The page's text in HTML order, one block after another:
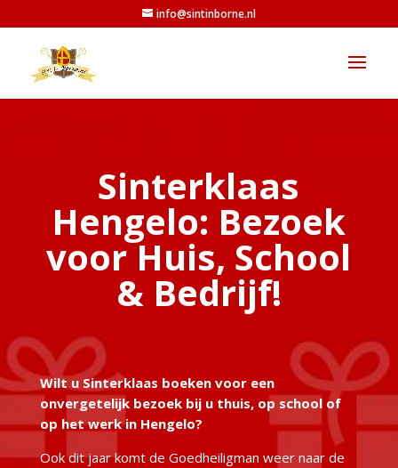
info@sintinborne.nl
Sinterklaas
Hengelo: Bezoek
voor Huis, School
& Bedrijf!
Wilt u Sinterklaas boeken voor een
onvergetelijk bezoek bij u thuis, op school of
op het werk in Hengelo?
Ook dit jaar komt de Goedheiligman weer naar de